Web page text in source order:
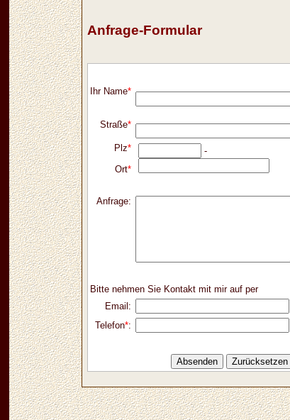
Anfrage-Formular
Ihr Name*
Straße*
Plz*
Ort*
-
Anfrage:
Bitte nehmen Sie Kontakt mit mir auf per
Email:
Telefon*: